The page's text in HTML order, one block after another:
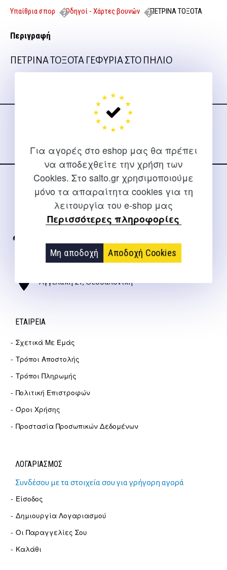
Για αγορές στο eshop μας θα πρέπει
να αποδεχθείτε την χρήση των
Cookies. Στο salto.gr χρησιμοποιούμε
μόνο τα απαραίτητα cookies για τη
λειτουργία του e-shop μας
Περισσότερες πληροφορίες
Μη αποδοχή Αποδοχή Cookies
Υπαίθρια σπορ Οδηγοί - Χάρτες βουνών
ΠΕΤΡΙΝΑ ΤΟΞΟΤΑ
Περιγραφή
ΠΕΤΡΙΝΑ ΤΟΞΟΤΑ ΓΕΦΥΡΙΑ ΣΤΟ ΠΗΛΙΟ
Ακολουθήστε μας
στα social media
ΕΠΙΚΟΙΝΩΝΊΑ
Για διευκρινίσεις και υποστήριξη παραγγελιών μέσω του
info@salto.gr
Αγγελάκη 21, Θεσσαλονίκη
ΕΤΑΙΡΕΊΑ
Σχετικά Με Εμάς
Τρόποι Αποστολής
Τρόποι Πληρωμής
Πολιτική Επιστροφών
Όροι Χρήσης
Προστασία Προσωπικών Δεδομένων
ΛΟΓΑΡΙΑΣΜΟΣ
Συνδέσου με τα στοιχεία σου για γρήγορη αγορά
Είσοδος
Δημιουργία Λογαριασμού
Οι Παραγγελίες Σου
Καλάθι